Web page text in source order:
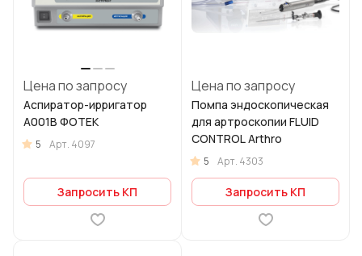
Цена по запросу
Аспиратор-ирригатор
А001В ФОТЕК
5 Арт. 4097
Запросить КП
Цена по запросу
Помпа эндоскопическая
для артроскопии FLUID
CONTROL Arthro
5 Арт. 4303
Запросить КП